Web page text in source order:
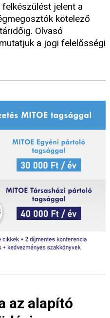
jelent a
kötelező
Olvasó
a jogi felelősségi
az alapító